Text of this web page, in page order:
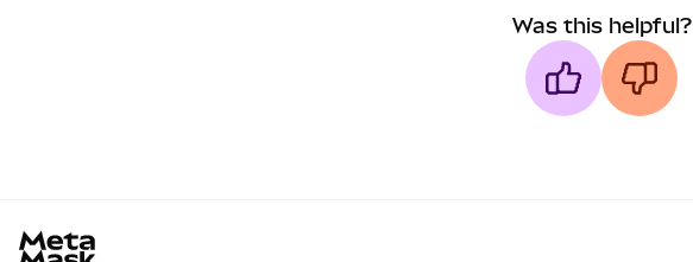
Was this helpful?